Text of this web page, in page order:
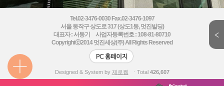
Tel.02-3476-0030 Fax.02-3476-1097
서울 동작구 상도로 317 (상도1동, 멋진빌딩)
대표자 : 서동기 사업자등록번호 : 108-81-80710
Copyrightⓒ2014멋진세상(주) All Rights Reserved
Designed & System by 제로웹 ㆍTotal 426,607